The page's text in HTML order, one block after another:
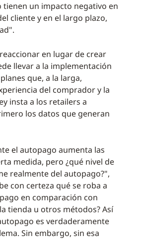
tienen un impacto negativo en
cliente y en el largo plazo,
en lugar de crear
llevar a la implementación
que, a la larga,
del comprador y la
insta a los retailers a
los datos que generan
el autopago aumenta las
medida, pero ¿qué nivel de
realmente del autopago?",
con certeza qué se roba a
en comparación con
tienda u otros métodos? Así
es verdaderamente
Sin embargo, sin esa